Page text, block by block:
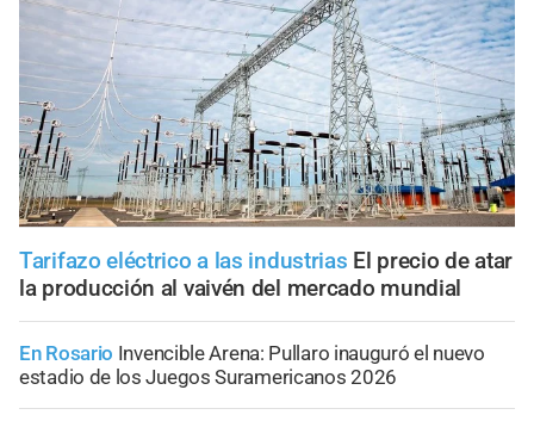
Tarifazo eléctrico a las industrias El precio de atar
la producción al vaivén del mercado mundial
En Rosario Invencible Arena: Pullaro inauguró el nuevo
estadio de los Juegos Suramericanos 2026